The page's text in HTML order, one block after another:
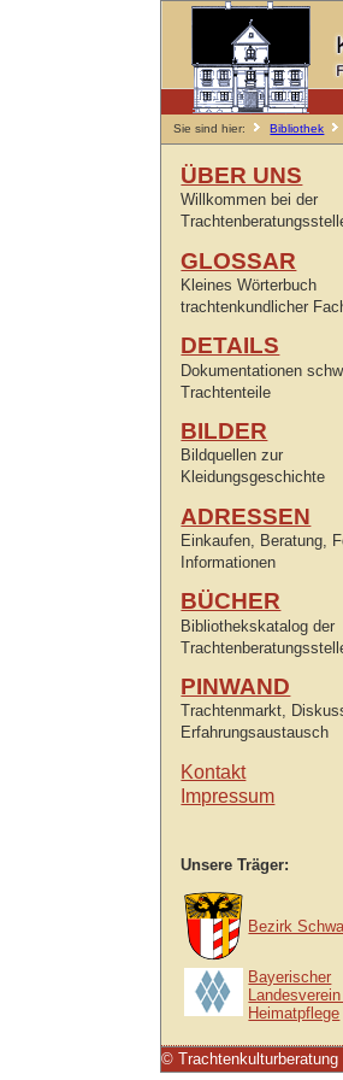
Sie sind hier: Bibliothek
ÜBER UNS
Willkommen bei der
GLOSSAR
Kleines Wörterbuch
trachtenkundlicher
DETAILS
Dokumentationen
Trachtenteile
BILDER
Bildquellen zur
Kleidungsgeschichte
ADRESSEN
Einkaufen, Beratung,
Informationen
BÜCHER
Bibliothekskatalog der
PINWAND
Trachtenmarkt,
Erfahrungsaustausch
Kontakt
Impressum
Unsere Träger:
Bezirk
Bayerischer
Heimatpflege
©